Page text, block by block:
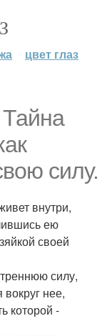
цвет глаз
силу.
внутри,
ею
своей
силу,
вокруг нее,
которой -